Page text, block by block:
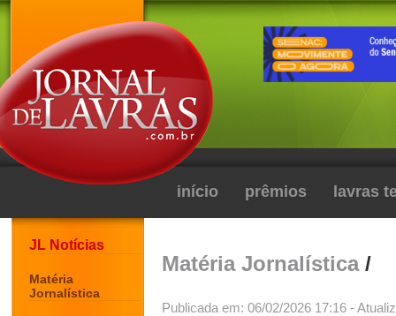
início prêmios lavras
JL Notícias
Matéria
Jornalística
Matéria Jornalística/
Publicada em: 06/02/2026 17:16 -